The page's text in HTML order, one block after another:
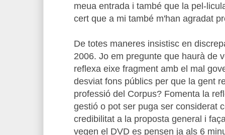
meua entrada i també que la pel-
cert que a mi també m'han agradat
De totes maneres insistisc en
2006. Jo em pregunte que haurà de
reflexa eixe fragment amb el mal
desviat fons públics per que la gent
professió del Corpus? Fomenta la
gestió o pot ser puga ser considerat
credibilitat a la proposta general i
vegen el DVD es pensen ja als 6